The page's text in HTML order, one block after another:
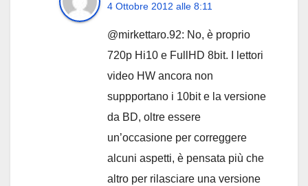
4 Ottobre 2012 alle 8:11
@mirkettaro.92: No, è proprio
720p Hi10 e FullHD 8bit. I lettori
video HW ancora non
suppportano i 10bit e la versione
da BD, oltre essere
un’occasione per correggere
alcuni aspetti, è pensata più che
altro per rilasciare una versione